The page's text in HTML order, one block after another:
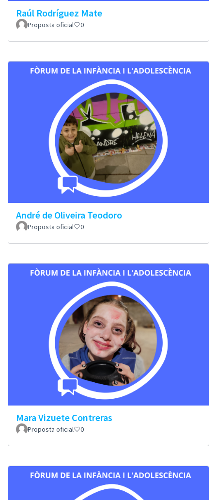
Raúl Rodríguez Mate
Proposta oficial 0
André de Oliveira Teodoro
Proposta oficial 0
Mara Vizuete Contreras
Proposta oficial 0